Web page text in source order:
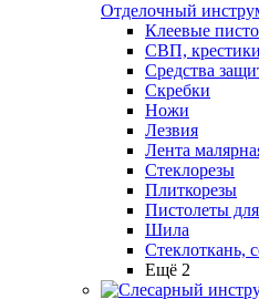
Отделочный
Клеевые
СВП,
Средства
Скребки
Ножи
Лезвия
Лента
Стеклорезы
Плиткорезы
Пистолеты
Шила
Стеклоткань,
Ещё 2